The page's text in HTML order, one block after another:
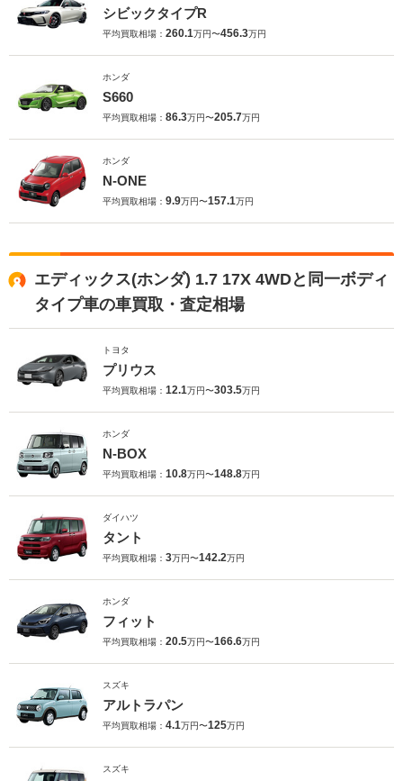
シビックタイプR
平均買取相場： 260.1万円〜456.3万円
ホンダ
S660
平均買取相場： 86.3万円〜205.7万円
ホンダ
N-ONE
平均買取相場： 9.9万円〜157.1万円
エディックス(ホンダ) 1.7 17X 4WDと同一ボディ
タイプ車の車買取・査定相場
トヨタ
プリウス
平均買取相場： 12.1万円〜303.5万円
ホンダ
N-BOX
平均買取相場： 10.8万円〜148.8万円
ダイハツ
タント
平均買取相場： 3万円〜142.2万円
ホンダ
フィット
平均買取相場： 20.5万円〜166.6万円
スズキ
アルトラパン
平均買取相場： 4.1万円〜125万円
スズキ